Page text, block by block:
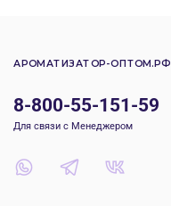
8-800-55-151-59
Для связи с Менеджером
АРОМАТИЗАТОР-ОПТОМ.РФ